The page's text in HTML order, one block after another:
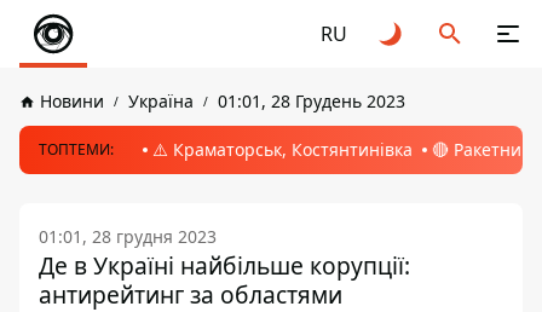
RU
Новини Україна 01:01, 28 Грудень 2023
ТОПТЕМИ: ⚠️ Краматорськ, Костянтинівка 🔴 Ракетний
01:01, 28 грудня 2023
Де в Україні найбільше корупції:
антирейтинг за областями